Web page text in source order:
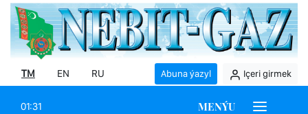
TM EN RU Abuna ýazyl Içeri girmek
01:31 MENÝU